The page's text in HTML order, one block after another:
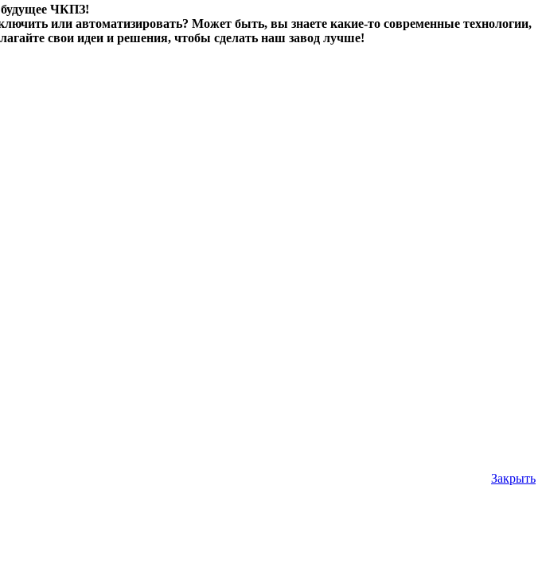
ЧКПЗ!
или автоматизировать? Может быть, вы знаете какие-то современные технологии,
свои идеи и решения, чтобы сделать наш завод лучше!
Закрыть